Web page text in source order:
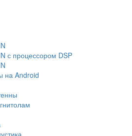
с процессором DSP
на Android